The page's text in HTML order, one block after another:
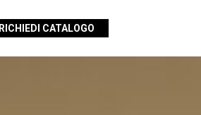
RICHIEDI CATALOGO